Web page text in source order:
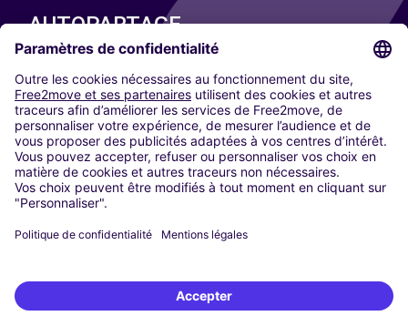
AUTOPARTAGE
Paris
Madrid
Washington DC
Milan
Rome
Turin
Vienne
Berlin
Düsseldorf